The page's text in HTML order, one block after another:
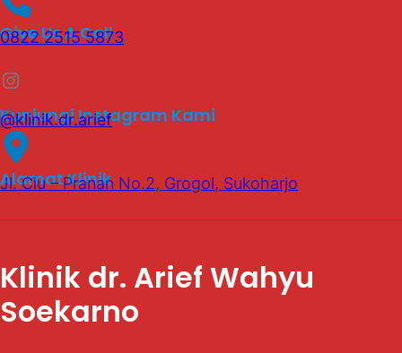
Give Us A Call
0822 2515 5873
Instagram
Kunjungi Instagram Kami
@klinik.dr.arief
Alamat Klinik
Jl. Ciu – Pranan No.2, Grogol, Sukoharjo
Klinik dr. Arief Wahyu
Soekarno